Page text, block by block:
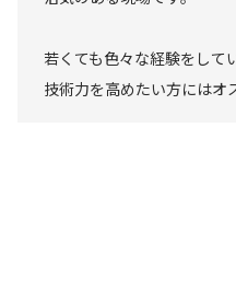
若くても色々な経験をして
技術力を高めたい方にはオ